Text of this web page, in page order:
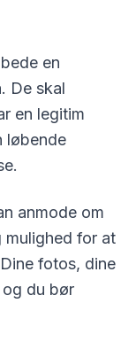
en
De skal
en legitim
løbende
anmode om
mulighed for at
fotos, dine
og du bør